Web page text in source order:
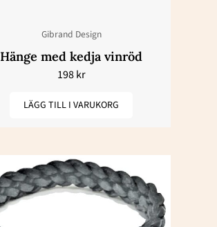
Gibrand Design
Hänge med kedja vinröd
198kr
LÄGG TILL I VARUKORG